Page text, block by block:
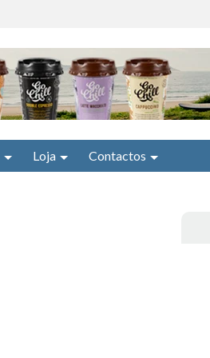
Loja Contactos